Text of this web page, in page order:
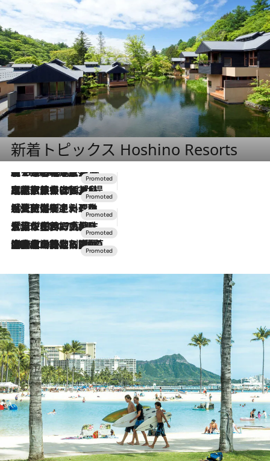
新着トピックス Hoshino Resorts
2026.8.7
【トンボの足水浴】ヒノキの香りに包まれて涼感マックス！約13℃の湧水かけ流しを避暑地「星野温泉 トンボの湯」で体験
2026.7.31
【ホテル帰省】という選択肢をOMOが提案。家族とほどよい距離を保つには「昼は実家、夜は気兼ねなくホテルで！」
2026.7.24
【夏限定ディナーコース】旬を迎える稚鮎や花ズッキーニなどをイタリア・トスカーナの郷土料理の手法で満喫！
2026.7.17
「土佐和ハーブかき氷」がOMO7高知に登場！生姜、山椒、大葉など目にも舌にも涼を呼ぶ郷土の味
2026.7.10
NEW OPEN！【界 草津】名湯の地に誕生。趣の異なる2種の温泉と上州ならではの会席・蕎麦割烹など美食を味わう究極の癒やし旅